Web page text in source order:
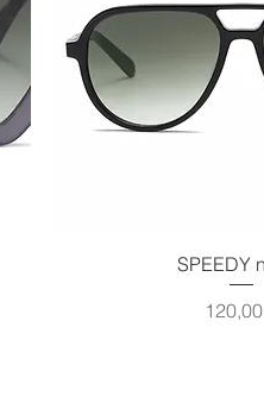
Vista
SPEEDY
Precio